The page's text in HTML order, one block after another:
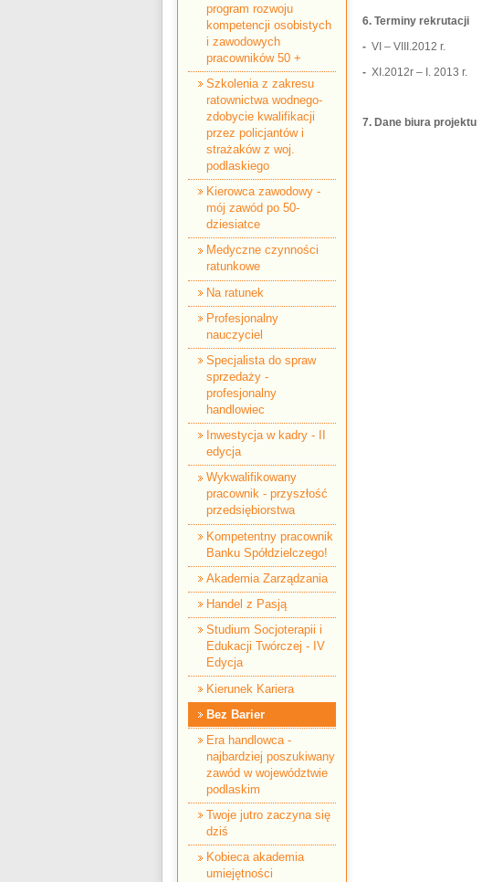
6. Terminy rekrutacji
- VI – VIII.2012 r.
- XI.2012r – I. 2013 r.
7. Dane biura projektu
program rozwoju
kompetencji osobistych
i zawodowych
pracowników 50 +
Szkolenia z zakresu
ratownictwa wodnego-
zdobycie kwalifikacji
przez policjantów i
strażaków z woj.
podlaskiego
Kierowca zawodowy -
mój zawód po 50-
dziesiatce
Medyczne czynności
ratunkowe
Na ratunek
Profesjonalny
nauczyciel
Specjalista do spraw
sprzedaży -
profesjonalny
handlowiec
Inwestycja w kadry - II
edycja
Wykwalifikowany
pracownik - przyszłość
przedsiębiorstwa
Kompetentny pracownik
Banku Spółdzielczego!
Akademia Zarządzania
Handel z Pasją
Studium Socjoterapii i
Edukacji Twórczej - IV
Edycja
Kierunek Kariera
Bez Barier
Era handlowca -
najbardziej poszukiwany
zawód w województwie
podlaskim
Twoje jutro zaczyna się
dziś
Kobieca akademia
umiejętności